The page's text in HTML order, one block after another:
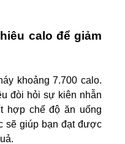
calo để giảm
khoảng 7.700 calo.
đòi hỏi sự kiên nhẫn
hợp chế độ ăn uống
sẽ giúp bạn đạt được